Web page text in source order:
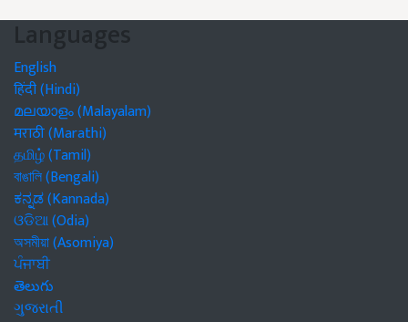
Languages
English
हिंदी (Hindi)
മലയാളം (Malayalam)
मराठी (Marathi)
தமிழ் (Tamil)
বাঙালি (Bengali)
ಕನ್ನಡ (Kannada)
ଓଡିଆ (Odia)
অসমীয়া (Asomiya)
ਪੰਜਾਬੀ
తెలుగు
ગુજરાતી